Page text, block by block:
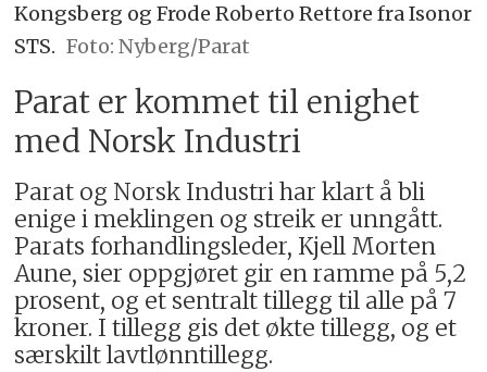
Kongsberg og Frode Roberto Rettore fra Isonor
STS. Foto: Nyberg/Parat
Parat er kommet til enighet
med Norsk Industri
Parat og Norsk Industri har klart å bli
enige i meklingen og streik er unngått.
Parats forhandlingsleder, Kjell Morten
Aune, sier oppgjøret gir en ramme på 5,2
prosent, og et sentralt tillegg til alle på 7
kroner. I tillegg gis det økte tillegg, og et
særskilt lavtlønntillegg.